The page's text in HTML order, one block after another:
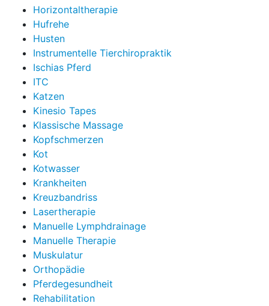
Horizontaltherapie
Hufrehe
Husten
Instrumentelle Tierchiropraktik
Ischias Pferd
ITC
Katzen
Kinesio Tapes
Klassische Massage
Kopfschmerzen
Kot
Kotwasser
Krankheiten
Kreuzbandriss
Lasertherapie
Manuelle Lymphdrainage
Manuelle Therapie
Muskulatur
Orthopädie
Pferdegesundheit
Rehabilitation